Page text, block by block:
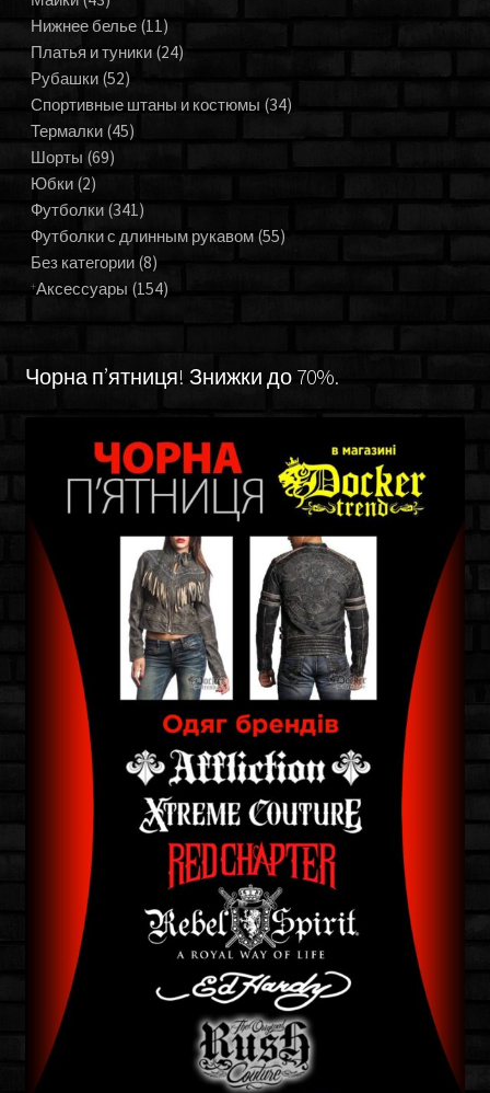
Нижнее белье (11)
Платья и туники (24)
Рубашки (52)
Спортивные штаны и костюмы (34)
Термалки (45)
Шорты (69)
Юбки (2)
Футболки (341)
Футболки с длинным рукавом (55)
Без категории (8)
Аксессуары (154)
Чорна п’ятниця! Знижки до 70%.